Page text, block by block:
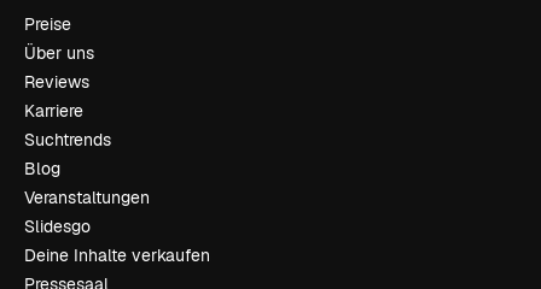
Preise
Über uns
Reviews
Karriere
Suchtrends
Blog
Veranstaltungen
Slidesgo
Deine Inhalte verkaufen
Pressesaal